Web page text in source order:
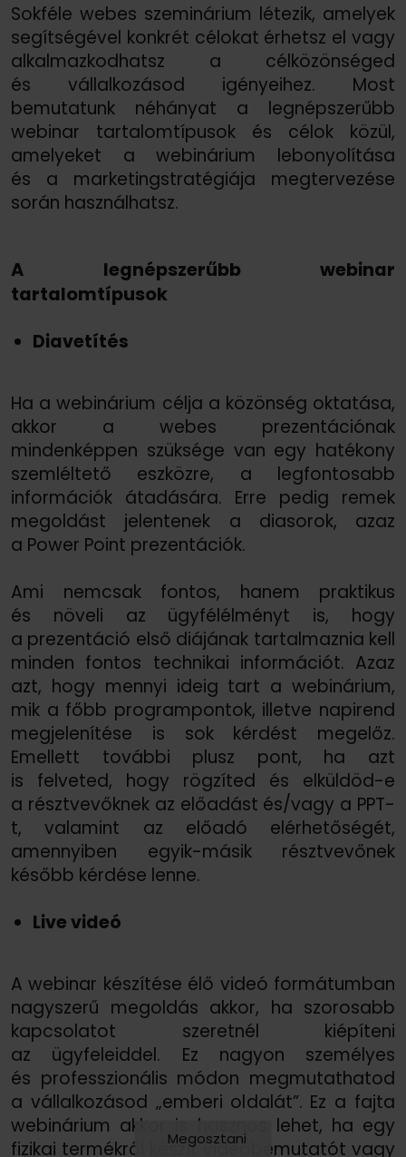
Sokféle webes szeminárium létezik, amelyek
segítségével konkrét célokat érhetsz el vagy
alkalmazkodhatsz a célközönséged
és vállalkozásod igényeihez. Most
bemutatunk néhányat a legnépszerűbb
webinar tartalomtípusok és célok közül,
amelyeket a webinárium lebonyolítása
és a marketingstratégiája megtervezése
során használhatsz.
A legnépszerűbb webinar
tartalomtípusok
Diavetítés
Ha a webinárium célja a közönség oktatása,
akkor a webes prezentációnak
mindenképpen szüksége van egy hatékony
szemléltető eszközre, a legfontosabb
információk átadására. Erre pedig remek
megoldást jelentenek a diasorok, azaz
a Power Point prezentációk.
Ami nemcsak fontos, hanem praktikus
és növeli az ügyfélélményt is, hogy
a prezentáció első diájának tartalmaznia kell
minden fontos technikai információt. Azaz
azt, hogy mennyi ideig tart a webinárium,
mik a főbb programpontok, illetve napirend
megjelenítése is sok kérdést megelőz.
Emellett további plusz pont, ha azt
is felveted, hogy rögzíted és elküldöd-e
a résztvevőknek az előadást és/vagy a PPT-
t, valamint az előadó elérhetőségét,
amennyiben egyik-másik résztvevőnek
később kérdése lenne.
Live videó
A webinar készítése élő videó formátumban
nagyszerű megoldás akkor, ha szorosabb
kapcsolatot szeretnél kiépíteni
az ügyfeleiddel. Ez nagyon személyes
és professzionális módon megmutathatod
a vállalkozásod „emberi oldalát”. Ez a fajta
webinárium akkor is hasznos lehet, ha egy
fizikai termékről készít videobemutatót vagy
Megosztani